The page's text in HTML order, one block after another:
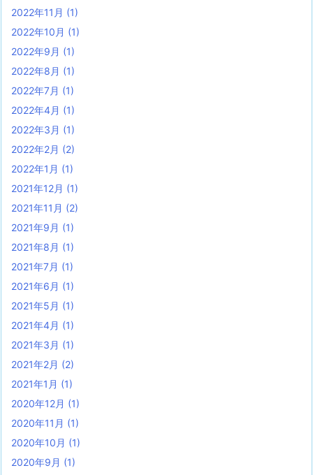
2022年11月 (1)
2022年10月 (1)
2022年9月 (1)
2022年8月 (1)
2022年7月 (1)
2022年4月 (1)
2022年3月 (1)
2022年2月 (2)
2022年1月 (1)
2021年12月 (1)
2021年11月 (2)
2021年9月 (1)
2021年8月 (1)
2021年7月 (1)
2021年6月 (1)
2021年5月 (1)
2021年4月 (1)
2021年3月 (1)
2021年2月 (2)
2021年1月 (1)
2020年12月 (1)
2020年11月 (1)
2020年10月 (1)
2020年9月 (1)